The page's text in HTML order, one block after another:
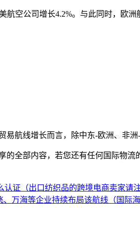
空公司增长4.2%。与此同时，欧洲
航线增长而言，除中东-欧洲、非洲-
全部内容，若您还有任何国际物流
认证（出口纺织品的跨境电商卖家请注
万海等企业持续布局该航线（国际海